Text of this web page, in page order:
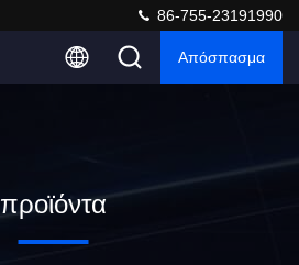
86-755-23191990
Απόσπασμα
προϊόντα